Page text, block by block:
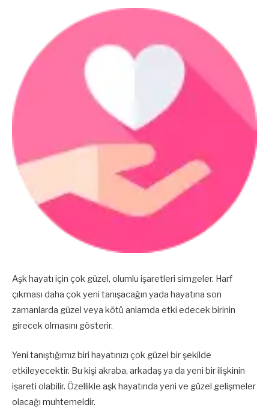
Aşk hayatı için çok güzel, olumlu işaretleri simgeler. Harf
çıkması daha çok yeni tanışacağın yada hayatına son
zamanlarda güzel veya kötü anlamda etki edecek birinin
girecek olmasını gösterir.
Yeni tanıştığımız biri hayatınızı çok güzel bir şekilde
etkileyecektir. Bu kişi akraba, arkadaş ya da yeni bir ilişkinin
işareti olabilir. Özellikle aşk hayatında yeni ve güzel gelişmeler
olacağı muhtemeldir.